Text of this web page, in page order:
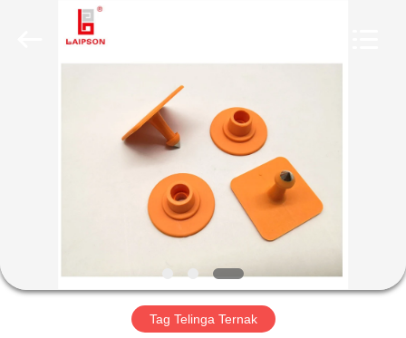
TUR
Tag Telinga Ternak